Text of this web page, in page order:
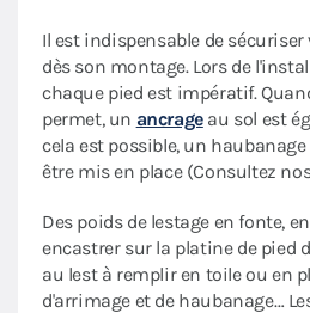
Il est indispensable de
dès son montage. Lors de
chaque pied est impératif.
permet, un ancrageau sol est
cela est possible, un
être mis en place (Consultez
Des poids de lestage en fonte,
encastrer sur la platine de pied
au lest à remplir en toile ou en
d'arrimage et de haubanage…